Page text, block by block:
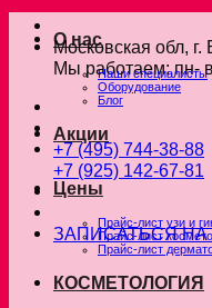
Московская обл,
Мы работаем: пн-
+7 (495) 744-38-88
+7 (925) 142-67-81
ЗАПИСАТЬСЯ
О нас
Наши специалисты
Оборудование
Блог
Акции
Цены
Прайс-лист узи и
Прайс-лист
Прайс-лист
КОСМЕТОЛОГИЯ